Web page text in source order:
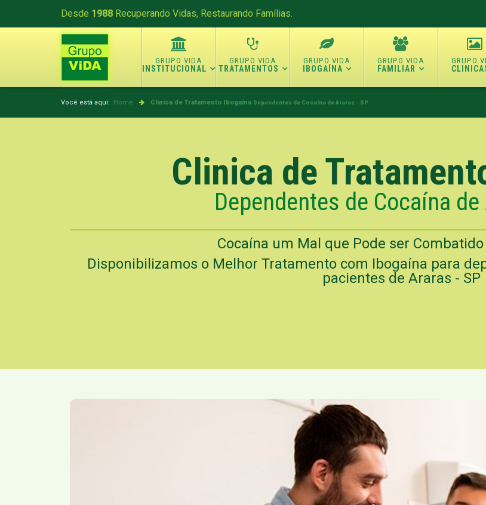
Desde 1988 Recuperando Vidas, Restaurando Famílias.
INSTITUCIONAL TRATAMENTOS IBOGAÍNA FAMILIAR
Você está aqui: Home Clinica de Tratamento Ibogaína Dependentes de Cocaína de Araras - SP
Clinica de
Dependentes de Cocaína de
Cocaína um Mal que Pode ser
Disponibilizamos o Melhor Tratamento com Ibogaína para
pacientes de Araras - SP